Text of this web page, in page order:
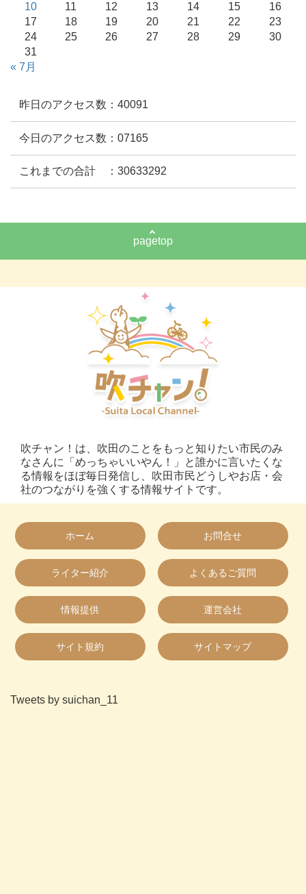
10
11 12 13 14 15
16
17
18 19 20 21 22
23
24
25 26 27 28 29
30
31
« 7月
昨日のアクセス数：40091
今日のアクセス数：07165
これまでの合計 ：30633292
pagetop
吹チャン！は、吹田のことをもっと知りたい市民のみ
なさんに「めっちゃいいやん！」と誰かに言いたくな
る情報をほぼ毎日発信し、吹田市民どうしやお店・会
社のつながりを強くする情報サイトです。
ホーム お問合せ
ライター紹介 よくあるご質問
情報提供 運営会社
サイト規約 サイトマップ
Tweets by suichan_11